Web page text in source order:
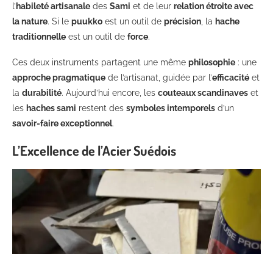
l’habileté artisanale des Sami et de leur relation étroite avec
la nature. Si le puukko est un outil de précision , la hache
traditionnelle est un outil de force.
Ces deux instruments partagent une même philosophie : une
approche pragmatique de l’artisanat, guidée par l’efficacité et
la durabilité. Aujourd’hui encore, les couteaux scandinaves et
les haches sami restent des symboles intemporels d’un
savoir-faire exceptionnel.
L’Excellence de l’Acier Suédois